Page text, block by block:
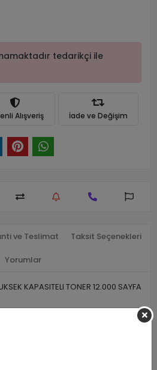
tedarikçi ile
Alışveriş İade ve Değişim
ve Teslimat Taksit Seçenekleri
Yorumlar
KAPASITELI TONER 12.000 SAYFA